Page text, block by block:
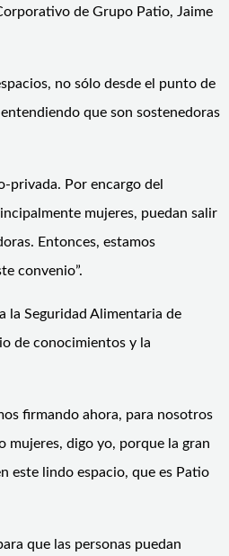
de Grupo Patio, Jaime
no sólo desde el punto de
que son sostenedoras
privada. Por encargo del
mujeres, puedan salir
Entonces, estamos
convenio”.
la Seguridad Alimentaria de
de conocimientos y la
firmando ahora, para nosotros
mujeres, digo yo, porque la gran
este lindo espacio, que es Patio
que las personas puedan